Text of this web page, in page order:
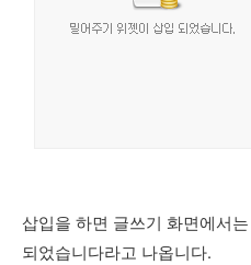
삽입을 하면 글쓰기 화면에서
되었습니다라고 나옵니다.